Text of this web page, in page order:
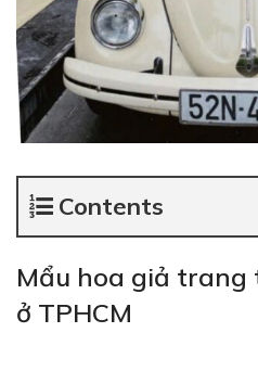
Contents
Mẩu hoa giả trang
ở TPHCM